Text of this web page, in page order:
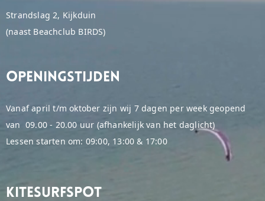
Strandslag 2, Kijkduin
(naast Beachclub BIRDS)
Openingstijden
Vanaf april t/m oktober zijn wij 7 dagen per week geopend
van 09.00 - 20.00 uur (afhankelijk van het daglicht)
Lessen starten om: 09:00, 13:00 & 17:00
Kitesurfspot